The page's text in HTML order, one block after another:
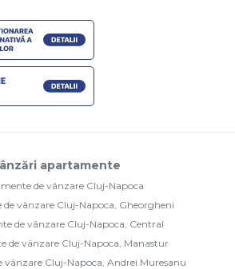
apartamente
de vânzare Cluj-Napoca
vânzare Cluj-Napoca, Gheorgheni
de vânzare Cluj-Napoca, Central
de vânzare Cluj-Napoca, Manastur
Cluj-Napoca, Andrei Muresanu